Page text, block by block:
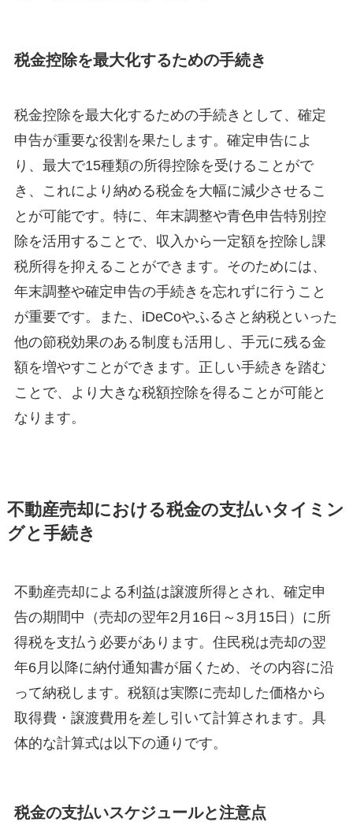
税金控除を最大化するための手続き
税金控除を最大化するための手続きとして、確定
申告が重要な役割を果たします。確定申告によ
り、最大で15種類の所得控除を受けることがで
き、これにより納める税金を大幅に減少させるこ
とが可能です。特に、年末調整や青色申告特別控
除を活用することで、収入から一定額を控除し課
税所得を抑えることができます。そのためには、
年末調整や確定申告の手続きを忘れずに行うこと
が重要です。また、iDeCoやふるさと納税といった
他の節税効果のある制度も活用し、手元に残る金
額を増やすことができます。正しい手続きを踏む
ことで、より大きな税額控除を得ることが可能と
なります。
不動産売却における税金の支払いタイミン
グと手続き
不動産売却による利益は譲渡所得とされ、確定申
告の期間中（売却の翌年2月16日～3月15日）に所
得税を支払う必要があります。住民税は売却の翌
年6月以降に納付通知書が届くため、その内容に沿
って納税します。税額は実際に売却した価格から
取得費・譲渡費用を差し引いて計算されます。具
体的な計算式は以下の通りです。
税金の支払いスケジュールと注意点